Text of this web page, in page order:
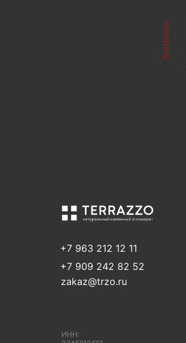
Вопросы
ИНН:
zakaz@trzo.ru
+7 963 212 12 11
+7 909 242 82 52